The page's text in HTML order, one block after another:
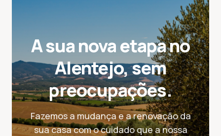
A sua nova etapa no
Alentejo, sem
preocupações.
Fazemos a mudança e a renovação da
sua casa com o cuidado que a nossa